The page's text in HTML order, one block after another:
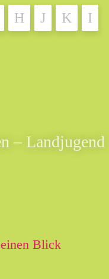
– Landjugend
Blick